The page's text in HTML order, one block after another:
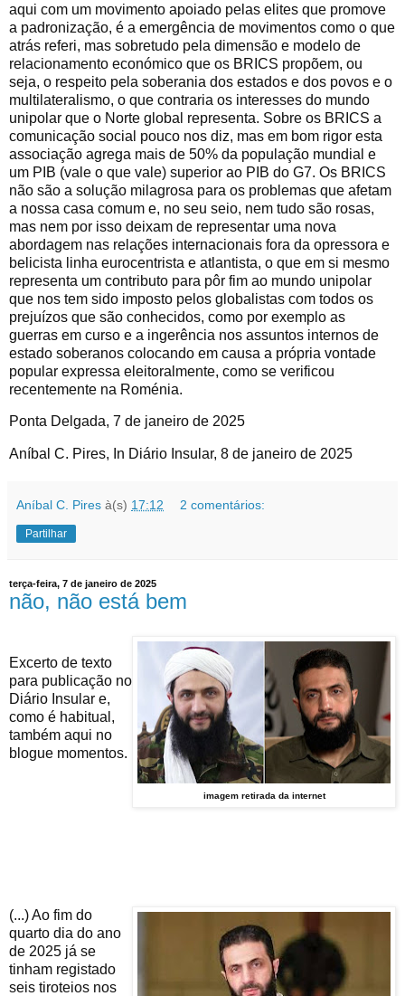
aqui com um movimento apoiado pelas elites que promove
a padronização, é a emergência de movimentos como o que
atrás referi, mas sobretudo pela dimensão e modelo de
relacionamento económico que os BRICS propõem, ou
seja, o respeito pela soberania dos estados e dos povos e o
multilateralismo, o que contraria os interesses do mundo
unipolar que o Norte global representa. Sobre os BRICS a
comunicação social pouco nos diz, mas em bom rigor esta
associação agrega mais de 50% da população mundial e
um PIB (vale o que vale) superior ao PIB do G7. Os BRICS
não são a solução milagrosa para os problemas que afetam
a nossa casa comum e, no seu seio, nem tudo são rosas,
mas nem por isso deixam de representar uma nova
abordagem nas relações internacionais fora da opressora e
belicista linha eurocentrista e atlantista, o que em si mesmo
representa um contributo para pôr fim ao mundo unipolar
que nos tem sido imposto pelos globalistas com todos os
prejuízos que são conhecidos, como por exemplo as
guerras em curso e a ingerência nos assuntos internos de
estado soberanos colocando em causa a própria vontade
popular expressa eleitoralmente, como se verificou
recentemente na Roménia.
Ponta Delgada, 7 de janeiro de 2025
Aníbal C. Pires, In Diário Insular, 8 de janeiro de 2025
Aníbal C. Pires à(s) 17:12 2 comentários:
Partilhar
terça-feira, 7 de janeiro de 2025
não, não está bem
imagem retirada da internet
Excerto de texto
para publicação no
Diário Insular e,
como é habitual,
também aqui no
blogue momentos.
(...) Ao fim do
quarto dia do ano
de 2025 já se
tinham registado
seis tiroteios nos